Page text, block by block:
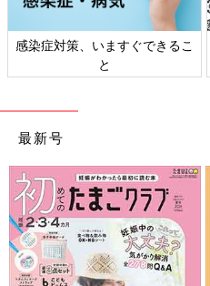
娠・出産した
稚園児に！シ
ら、年の差き
今回は、サンタさんにプレゼン
我が家に来てくれるサンタさん
プレゼントを私が受け取ってツ
に説明したので、もし私がプレ
れても、さっき預かったのよと
煙突説より現実的！(笑)
感染症対策、いますぐできるこ
と
最新号